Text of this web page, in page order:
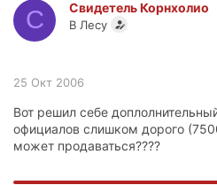
С Свидетель Корнхолио
В Лесу
25 Окт 2006
Вот решил себе
официалов слишком дорого
может продаваться????